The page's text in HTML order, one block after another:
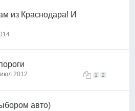
из Краснодара! И
1 2
2012
авто)